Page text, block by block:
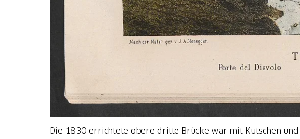
Die 1830 errichtete obere dritte Brücke war mit Kutschen